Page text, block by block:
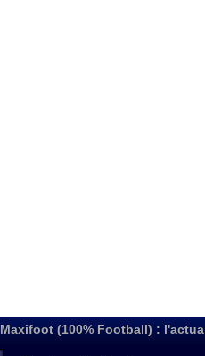
Maxifoot (100% Football) :